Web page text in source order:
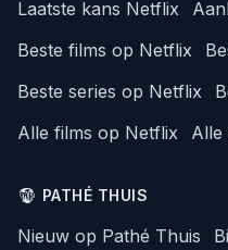
Laatste kans Netflix
Beste films op Netflix
Beste series op Netflix
Alle films op Netflix
Alle
PATHÉ THUIS
Nieuw op Pathé Thuis